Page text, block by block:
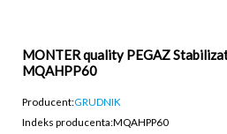
MONTER quality PEGAZ
MQAHPP60
Producent:GRUDNIK
Indeks producenta:MQAHPP60